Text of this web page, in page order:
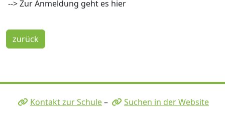
--> Zur Anmeldung geht es hier
zurück
Kontakt zur Schule–
Suchen in der Website